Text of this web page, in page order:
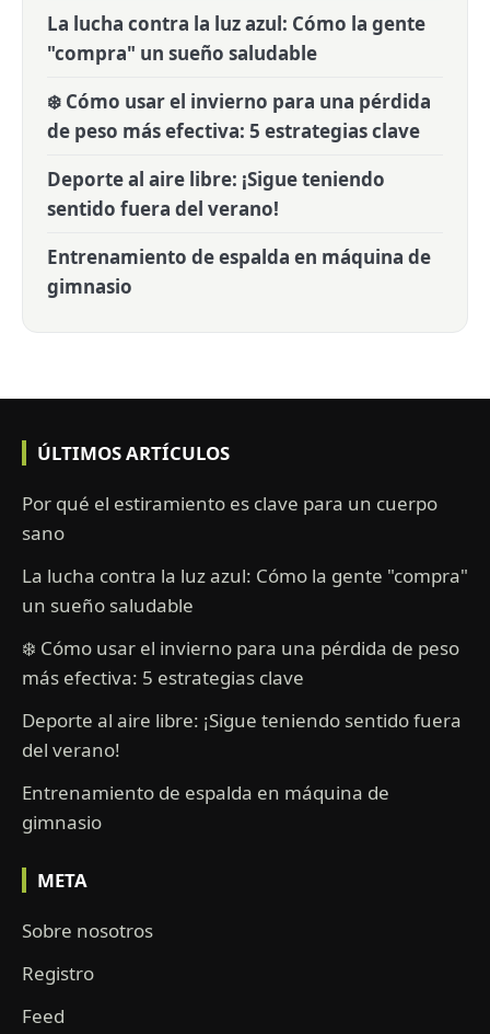
La lucha contra la luz azul: Cómo la gente
"compra" un sueño saludable
❄️ Cómo usar el invierno para una pérdida
de peso más efectiva: 5 estrategias clave
Deporte al aire libre: ¡Sigue teniendo
sentido fuera del verano!
Entrenamiento de espalda en máquina de
gimnasio
ÚLTIMOS ARTÍCULOS
Por qué el estiramiento es clave para un cuerpo
sano
La lucha contra la luz azul: Cómo la gente "compra"
un sueño saludable
❄️ Cómo usar el invierno para una pérdida de peso
más efectiva: 5 estrategias clave
Deporte al aire libre: ¡Sigue teniendo sentido fuera
del verano!
Entrenamiento de espalda en máquina de
gimnasio
META
Sobre nosotros
Registro
Feed